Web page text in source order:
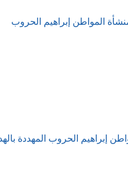
المواطن إبراهيم الحروب
إبراهيم الحروب المهددة